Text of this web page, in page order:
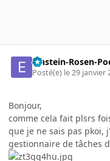
Einstein-Rosen-
Posté(e) le 29 janvier
Bonjour,
comme cela fait plsrs
que je ne sais pas pkoi,
gestionnaire de tâches